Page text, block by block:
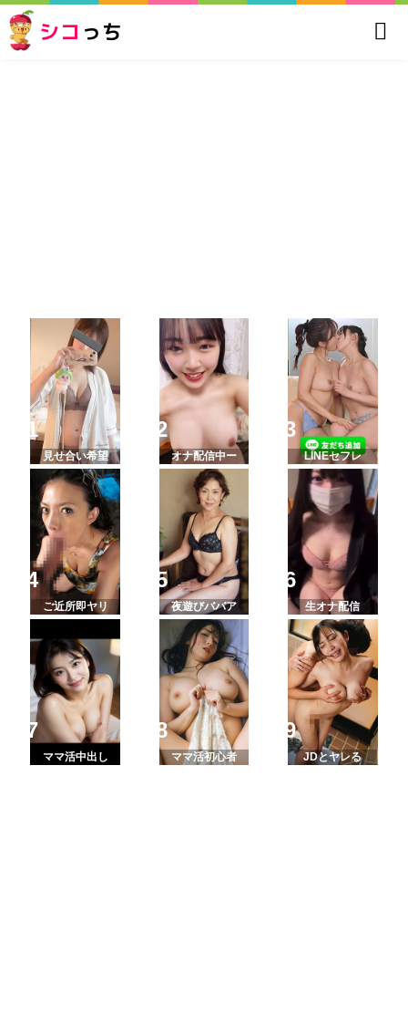
シコ っち
見せ合い希望 オナ配信中ー LINEセフレ
ご近所即ヤリ 夜遊びババア 生オナ配信
ママ活中出し ママ活初心者 JDとヤレる